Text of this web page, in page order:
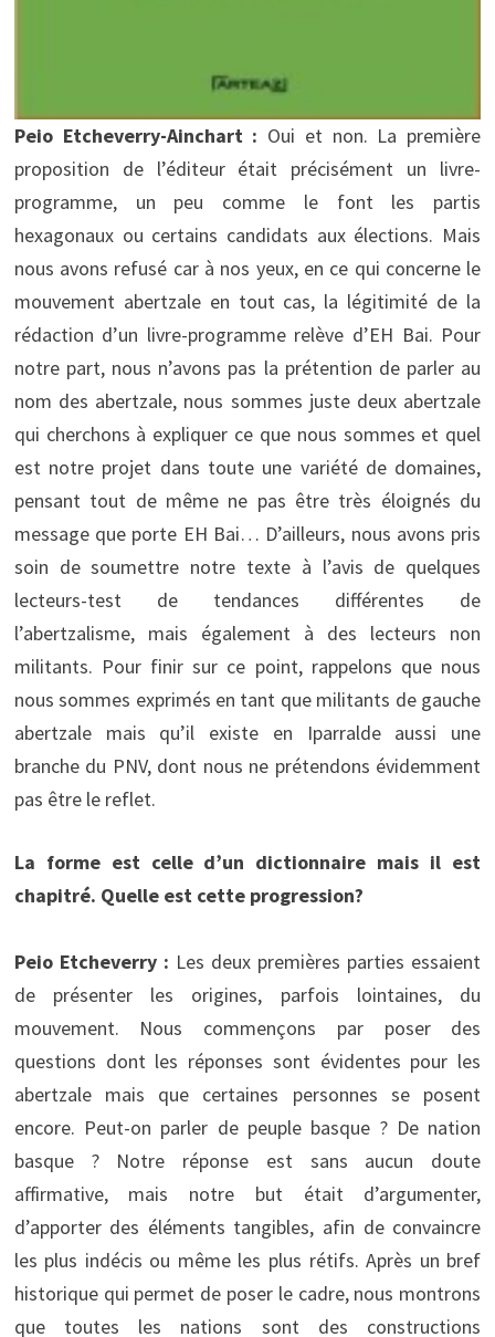
Peio Etcheverry-Ainchart : Oui et non. La première
proposition de l’éditeur était précisément un livre-
programme, un peu comme le font les partis
hexagonaux ou certains candidats aux élections. Mais
nous avons refusé car à nos yeux, en ce qui concerne le
mouvement abertzale en tout cas, la légitimité de la
rédaction d’un livre-programme relève d’EH Bai. Pour
notre part, nous n’avons pas la prétention de parler au
nom des abertzale, nous sommes juste deux abertzale
qui cherchons à expliquer ce que nous sommes et quel
est notre projet dans toute une variété de domaines,
pensant tout de même ne pas être très éloignés du
message que porte EH Bai… D’ailleurs, nous avons pris
soin de soumettre notre texte à l’avis de quelques
lecteurs-test de tendances différentes de
l’abertzalisme, mais également à des lecteurs non
militants. Pour finir sur ce point, rappelons que nous
nous sommes exprimés en tant que militants de gauche
abertzale mais qu’il existe en Iparralde aussi une
branche du PNV, dont nous ne prétendons évidemment
pas être le reflet.
La forme est celle d’un dictionnaire mais il est
chapitré. Quelle est cette progression?
Peio Etcheverry : Les deux premières parties essaient
de présenter les origines, parfois lointaines, du
mouvement. Nous commençons par poser des
questions dont les réponses sont évidentes pour les
abertzale mais que certaines personnes se posent
encore. Peut-on parler de peuple basque ? De nation
basque ? Notre réponse est sans aucun doute
affirmative, mais notre but était d’argumenter,
d’apporter des éléments tangibles, afin de convaincre
les plus indécis ou même les plus rétifs. Après un bref
historique qui permet de poser le cadre, nous montrons
que toutes les nations sont des constructions